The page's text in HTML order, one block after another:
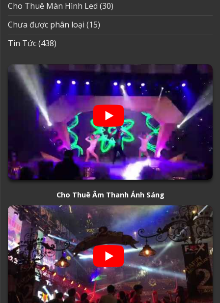
Cho Thuê Màn Hình Led (30)
Chưa được phân loại (15)
Tin Tức(438)
Cho Thuê Âm Thanh Ánh Sáng